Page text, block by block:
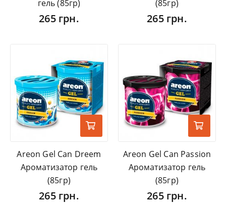
гель (85гр)
265 грн.
(85гр)
265 грн.
Areon Gel Can Dreem
Ароматизатор гель
(85гр)
265 грн.
Areon Gel Can Passion
Ароматизатор гель
(85гр)
265 грн.